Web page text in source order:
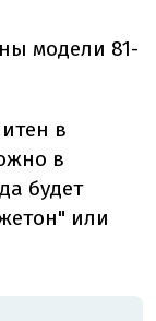
модели 81-
в
в
будет
или